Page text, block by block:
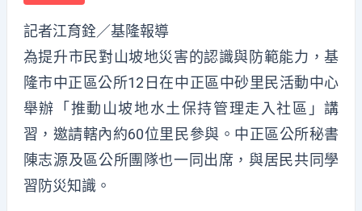
記者江育銓／基隆報導
為提升市民對山坡地災害的認識與防範能力，基
隆市中正區公所12日在中正區中砂里民活動中心
舉辦「推動山坡地水土保持管理走入社區」講
習，邀請轄內約60位里民參與。中正區公所秘書
陳志源及區公所團隊也一同出席，與居民共同學
習防災知識。